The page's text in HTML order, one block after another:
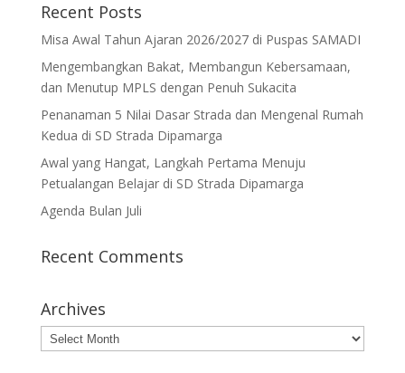
Recent Posts
Misa Awal Tahun Ajaran 2026/2027 di Puspas SAMADI
Mengembangkan Bakat, Membangun Kebersamaan,
dan Menutup MPLS dengan Penuh Sukacita
Penanaman 5 Nilai Dasar Strada dan Mengenal Rumah
Kedua di SD Strada Dipamarga
Awal yang Hangat, Langkah Pertama Menuju
Petualangan Belajar di SD Strada Dipamarga
Agenda Bulan Juli
Recent Comments
Archives
Archives